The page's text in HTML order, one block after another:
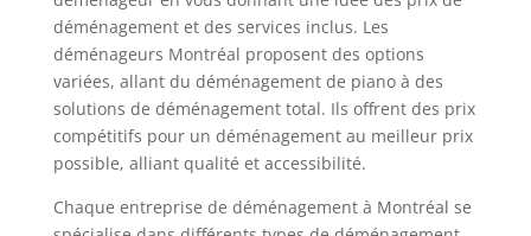
déménagement et des services inclus. Les
déménageurs Montréal proposent des options
variées, allant du déménagement de piano à des
solutions de déménagement total. Ils offrent des prix
compétitifs pour un déménagement au meilleur prix
possible, alliant qualité et accessibilité.
Chaque entreprise de déménagement à Montréal se